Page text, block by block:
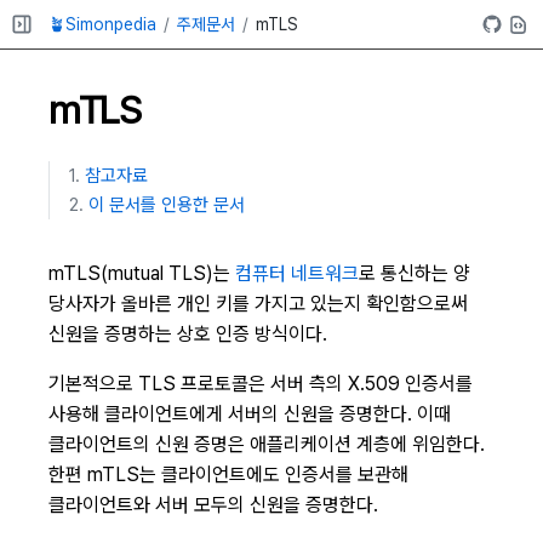
🪴Simonpedia 주제문서 mTLS
mTLS
참고자료
이 문서를 인용한 문서
mTLS(mutual TLS)는 컴퓨터 네트워크로 통신하는 양
당사자가 올바른 개인 키를 가지고 있는지 확인함으로써
신원을 증명하는 상호 인증 방식이다.
기본적으로 TLS 프로토콜은 서버 측의 X.509 인증서를
사용해 클라이언트에게 서버의 신원을 증명한다. 이때
클라이언트의 신원 증명은 애플리케이션 계층에 위임한다.
한편 mTLS는 클라이언트에도 인증서를 보관해
클라이언트와 서버 모두의 신원을 증명한다.